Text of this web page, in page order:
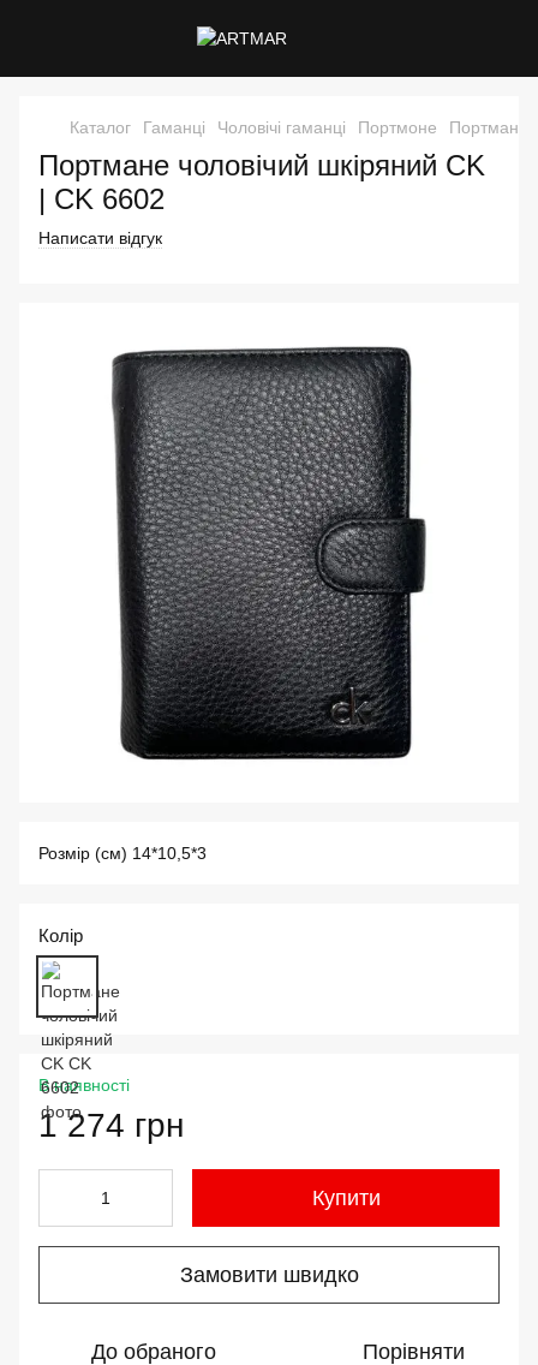
Каталог Гаманці Чоловічі гаманці Портмоне Портмане
Портмане чоловічий шкіряний CK
| CK 6602
Написати відгук
Розмір (см) 14*10,5*3
Колір
В наявності
1 274 грн
Купити
Замовити швидко
До обраного Порівняти